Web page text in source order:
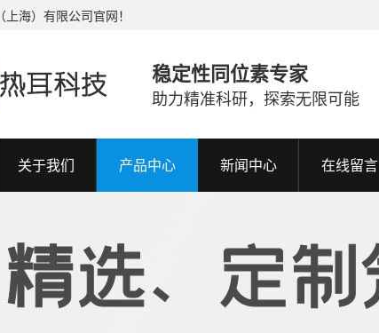
海）有限公司官网！
稳定性同位素专家
助力精准科研，探索无限可能
关于我们 产品中心 新闻中心 在线留言